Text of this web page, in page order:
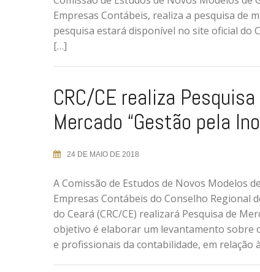
Empresas Contábeis, realiza a pesquisa de
pesquisa estará disponível no site oficial do
[…]
CRC/CE realiza Pesquisa
Mercado “Gestão pela
24 DE MAIO DE 2018
A Comissão de Estudos de Novos Modelos
Empresas Contábeis do Conselho Regional
do Ceará (CRC/CE) realizará Pesquisa de
objetivo é elaborar um levantamento sobre
e profissionais da contabilidade, em relação